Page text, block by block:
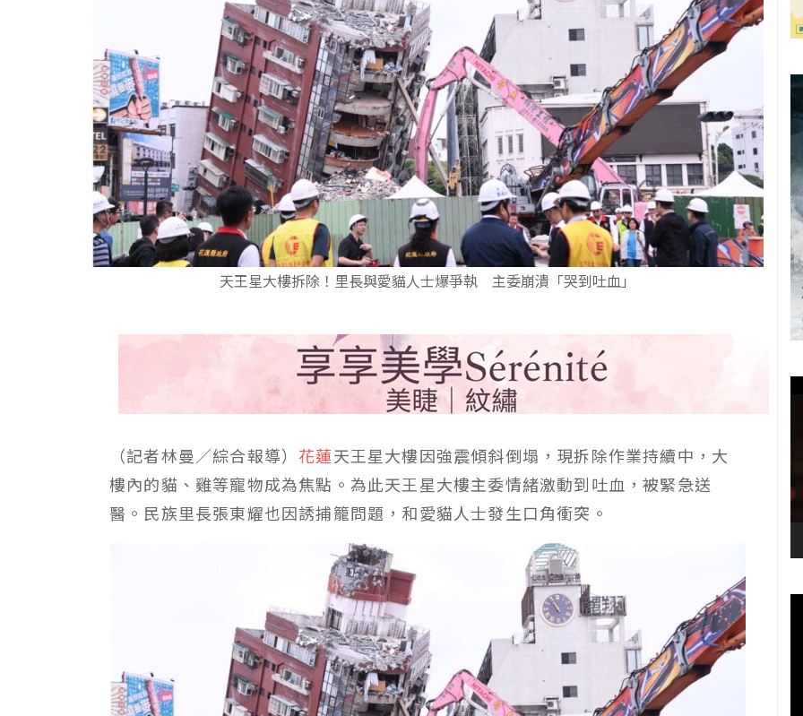
天王星大樓拆除！里長與愛貓人士爆爭執 主委崩潰「哭到吐血」
（記者林曼／綜合報導） 花蓮天王星大樓因強震傾斜倒塌，現拆除作業持續中，大
樓內的貓、雞等寵物成為焦點。為此天王星大樓主委情緒激動到吐血，被緊急送
醫。民族里長張東耀也因誘捕籠問題，和愛貓人士發生口角衝突。